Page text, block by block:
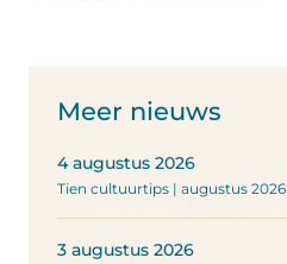
Meer nieuws
4 augustus 2026
Tien cultuurtips | augustus 2026
3 augustus 2026